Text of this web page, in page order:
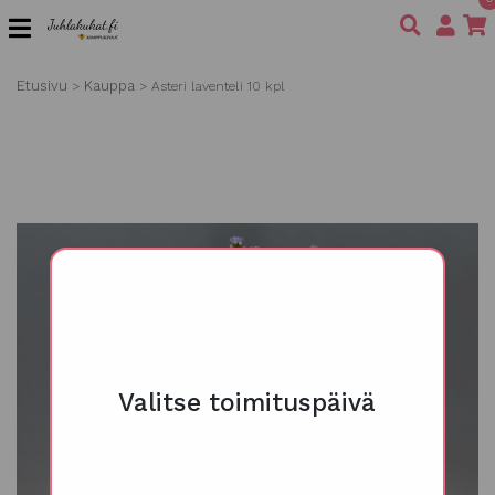
Valitse toimituspäivä
Etusivu > Kauppa > Asteri laventeli 10 kpl